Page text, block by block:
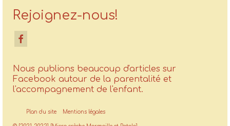
Rejoignez-nous!
Nous publions beaucoup d'articles sur
Facebook autour de la parentalité et
l'accompagnement de l'enfant.
Plan du site Mentions légales